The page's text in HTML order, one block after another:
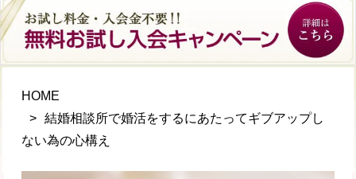
HOME
結婚相談所で婚活をするにあたってギブアップし
ない為の心構え